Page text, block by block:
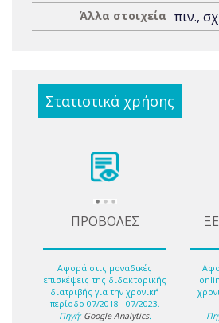
Άλλα στοιχεία πιν.,
Στατιστικά χρήσης
ΠΡΟΒΟΛΕΣ
Αφορά στις μοναδικές
επισκέψεις της διδακτορικής
διατριβής για την χρονική
περίοδο 07/2018 - 07/2023.
Πηγή: Google Analytics.